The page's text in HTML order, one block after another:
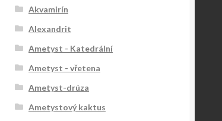
Akvamirín
Alexandrit
Ametyst - Katedrální
Ametyst - vřetena
Ametyst-drúza
Ametystový kaktus